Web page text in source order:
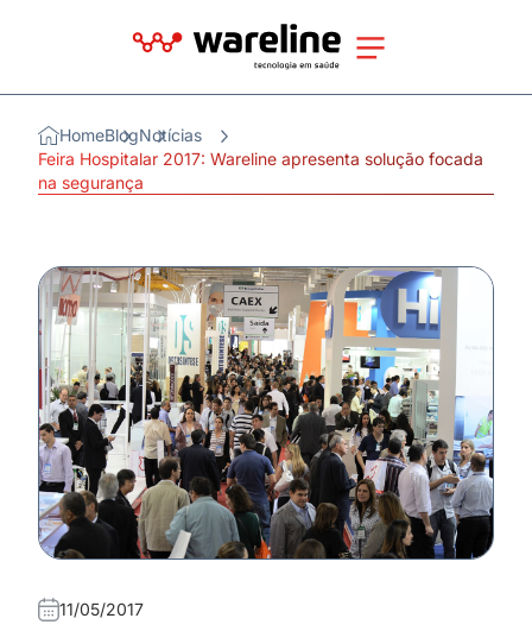
HomeBlogNotícias
Feira Hospitalar 2017: Wareline apresenta solução focada
na segurança
11/05/2017